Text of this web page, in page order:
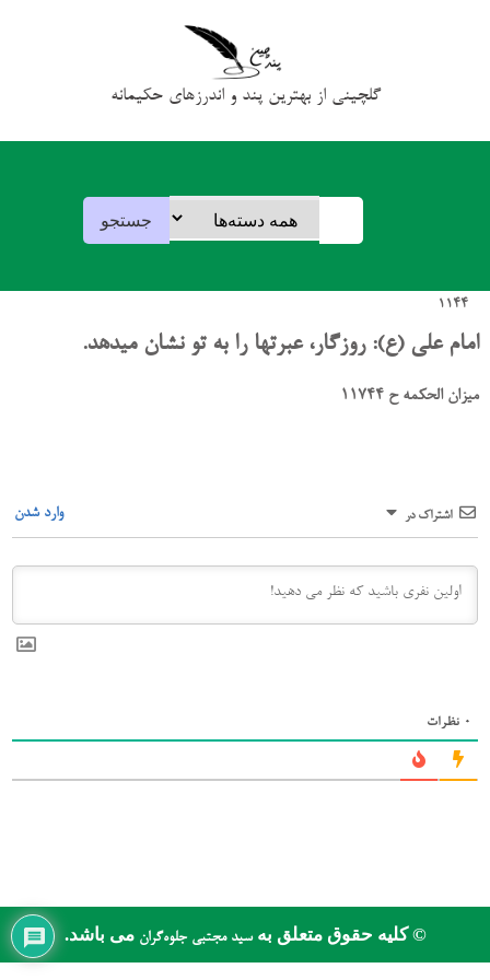
گلچینی از بهترین پند و اندرزهای حکیمانه
1144
امام علی (ع): روزگار، عبرتها را به تو نشان میدهد.
میزان الحکمه ح 11744
اشتراک در وارد شدن
0 نظرات
© کلیه حقوق متعلق بهسید مجتبی جلوه‌گرانمی باشد.